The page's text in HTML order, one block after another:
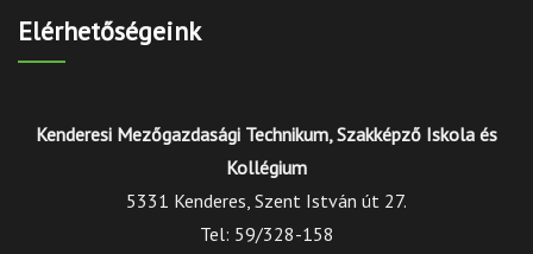
Elérhetőségeink
Kenderesi Mezőgazdasági Technikum, Szakképző Iskola és
Kollégium
5331 Kenderes, Szent István út 27.
Tel: 59/328-158